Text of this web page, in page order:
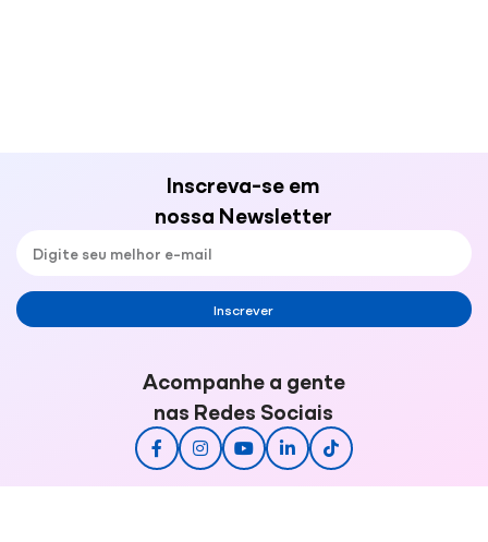
Inscreva-se em
nossa Newsletter
Inscrever
Acompanhe a gente
nas Redes Sociais